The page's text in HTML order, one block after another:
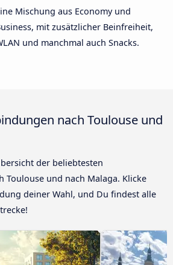
Mischung aus Economy und
mit zusätzlicher Beinfreiheit,
und manchmal auch Snacks.
nach Toulouse und
der beliebtesten
Toulouse und nach Malaga. Klicke
deiner Wahl, und Du findest alle